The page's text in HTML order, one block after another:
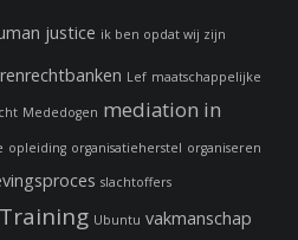
justice ik ben opdat wij zijn
Lef maatschappelijke
Mededogen mediation in
opleiding organisatieherstel organiseren
slachtoffers
Training Ubuntu vakmanschap